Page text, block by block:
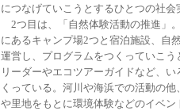
につなげていこうとするひとつの社会
2つ目は、「自然体験活動の推進」
にあるキャンプ場2つと宿泊施設、自
運営し、プログラムをつくっていこ
リーダーやエコツアーガイドなど、
くっている。河川や海浜での活動の
や里地をもとに環境体験などのイベン